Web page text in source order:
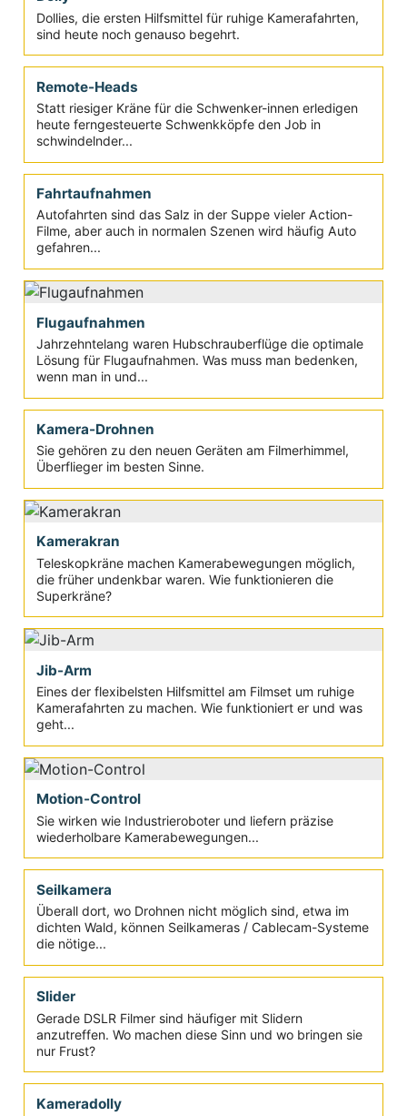
Dollies, die ersten Hilfsmittel für ruhige Kamerafahrten,
sind heute noch genauso begehrt.
Remote-Heads
Statt riesiger Kräne für die Schwenker-innen erledigen
heute ferngesteuerte Schwenkköpfe den Job in
schwindelnder...
Fahrtaufnahmen
Autofahrten sind das Salz in der Suppe vieler Action-
gefahren...
Flugaufnahmen
Jahrzehntelang waren Hubschrauberflüge die optimale
Lösung für Flugaufnahmen. Was muss man bedenken,
wenn man in und...
Kamera-Drohnen
Sie gehören zu den neuen Geräten am Filmerhimmel,
Überflieger im besten Sinne.
Kamerakran
Teleskopkräne machen Kamerabewegungen möglich,
die früher undenkbar waren. Wie funktionieren die
Superkräne?
Jib-Arm
Eines der flexibelsten Hilfsmittel am Filmset um ruhige
Kamerafahrten zu machen. Wie funktioniert er und was
geht...
Sie wirken wie Industrieroboter und liefern präzise
wiederholbare Kamerabewegungen...
Seilkamera
Überall dort, wo Drohnen nicht möglich sind, etwa im
dichten Wald, können Seilkameras / Cablecam-Systeme
die nötige...
Slider